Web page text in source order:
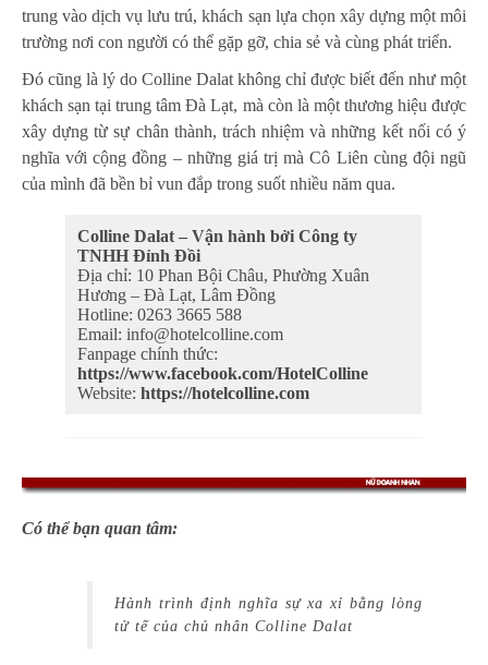
trung vào dịch vụ lưu trú, khách sạn lựa chọn xây dựng một môi
trường nơi con người có thể gặp gỡ, chia sẻ và cùng phát triển.
Đó cũng là lý do Colline Dalat không chỉ được biết đến như một
khách sạn tại trung tâm Đà Lạt, mà còn là một thương hiệu được
xây dựng từ sự chân thành, trách nhiệm và những kết nối có ý
nghĩa với cộng đồng – những giá trị mà Cô Liên cùng đội ngũ
của mình đã bền bỉ vun đắp trong suốt nhiều năm qua.
Colline Dalat – Vận hành bởi Công ty
TNHH Đỉnh Đồi
Địa chỉ: 10 Phan Bội Châu, Phường Xuân
Hương – Đà Lạt, Lâm Đồng
Hotline: 0263 3665 588
Email: info@hotelcolline.com
Fanpage chính thức:
https://www.facebook.com/HotelColline
Website: https://hotelcolline.com
Có thể bạn quan tâm:
Hành trình định nghĩa sự xa xỉ bằng lòng
tử tế của chủ nhân Colline Dalat